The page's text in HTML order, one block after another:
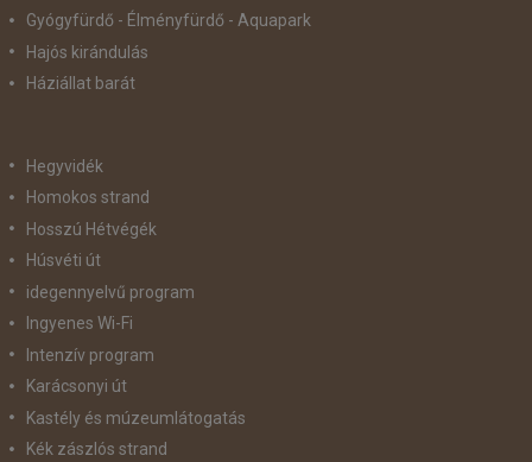
Gyógyfürdő - Élményfürdő - Aquapark
Hajós kirándulás
Háziállat barát
Hegyvidék
Homokos strand
Hosszú Hétvégék
Húsvéti út
idegennyelvű program
Ingyenes Wi-Fi
Intenzív program
Karácsonyi út
Kastély és múzeumlátogatás
Kék zászlós strand